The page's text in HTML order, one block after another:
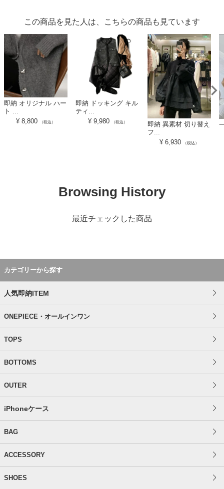
この商品を見た人は、こちらの商品も見ています
即納 オリジナル ハー
ト ...
¥ 8,800 （税込）
即納 ドッキング キル
ティ...
¥ 9,980 （税込）
即納 異素材 切り替え
フ...
¥ 6,930 （税込）
Browsing History
最近チェックした商品
カテゴリーから探す
人気即納ITEM
ONEPIECE・オールインワン
TOPS
BOTTOMS
OUTER
iPhoneケース
BAG
ACCESSORY
SHOES